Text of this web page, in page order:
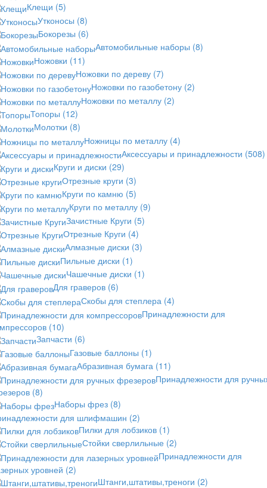
Клещи (5)
Утконосы (8)
Бокорезы (6)
Автомобильные наборы (8)
Ножовки (11)
Ножовки по дереву (7)
Ножовки по газобетону (2)
Ножовки по металлу (2)
Топоры (12)
Молотки (8)
Ножницы по металлу (4)
Аксессуары и принадлежности (508)
Круги и диски (29)
Отрезные круги (3)
Круги по камню (5)
Круги по металлу (9)
Зачистные Круги (5)
Отрезные Круги (4)
Алмазные диски (3)
Пильные диски (1)
Чашечные диски (1)
Для граверов (6)
Скобы для степлера (4)
Принадлежности для
(10)
Запчасти (6)
Газовые баллоны (1)
Абразивная бумага (11)
Принадлежности для
(8)
Наборы фрез (8)
для шлифмашин (2)
Пилки для лобзиков (1)
Стойки сверлильные (2)
Принадлежности для
уровней (2)
Штанги,штативы,треноги (2)